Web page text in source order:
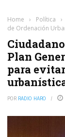
Home › Política ›
de Ordenación
Plan
para
POR RADIO HARO